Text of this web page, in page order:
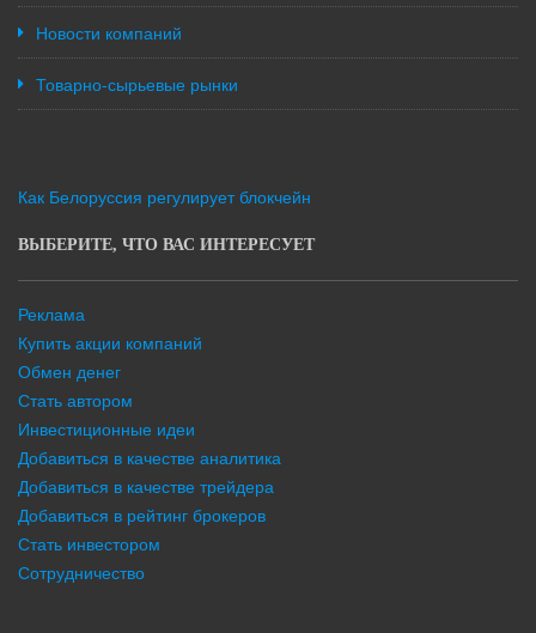
Новости компаний
Товарно-сырьевые рынки
Как Белоруссия регулирует блокчейн
ВЫБЕРИТЕ, ЧТО ВАС ИНТЕРЕСУЕТ
Реклама
Купить акции компаний
Обмен денег
Стать автором
Инвестиционные идеи
Добавиться в качестве аналитика
Добавиться в качестве трейдера
Добавиться в рейтинг брокеров
Стать инвестором
Сотрудничество